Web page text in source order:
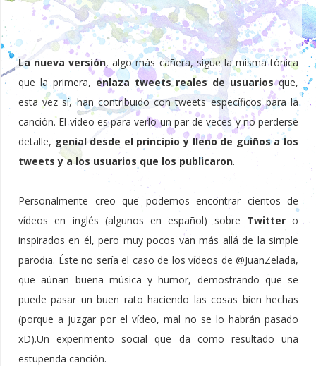
La nueva versión, algo más cañera, sigue la misma tónica
que la primera, enlaza tweets reales de usuariosque,
esta vez sí, han contribuido con tweets específicos para la
canción. El vídeo es para verlo un par de veces y no perderse
detalle, genial desde el principio y lleno de guiños a los
tweets y a los usuarios que los publicaron.
Personalmente creo que podemos encontrar cientos de
vídeos en inglés (algunos en español) sobre Twittero
inspirados en él, pero muy pocos van más allá de la simple
parodia. Éste no sería el caso de los vídeos de @JuanZelada,
que aúnan buena música y humor, demostrando que se
puede pasar un buen rato haciendo las cosas bien hechas
(porque a juzgar por el vídeo, mal no se lo habrán pasado
xD).Un experimento social que da como resultado una
estupenda canción.